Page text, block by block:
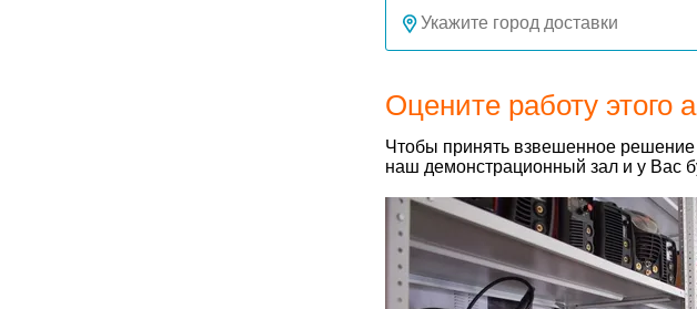
Оцените работу этого
Чтобы принять взвешенное
наш демонстрационный зал и у Вас